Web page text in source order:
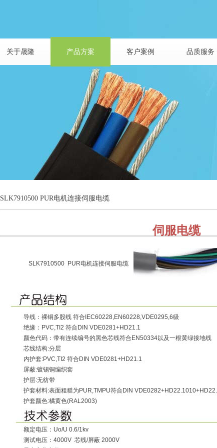
关于晟隆 产品方案 客户案例 品质服务
SLK7910500 PUR电机连接伺服电缆
伺服电缆
SLK7910500 PUR电机连接伺服电缆
导线：裸铜多股线 符合IEC60228,EN60228,VDE0295,6级
绝缘：PVC,TI2 符合DIN VDE0281+HD21.1
颜色代码：带有连续编号的黑色芯线符合EN50334以及一根黄绿接地线
芯线结构:分层
内护套:PVC,TI2 符合DIN VDE0281+HD21.1
屏蔽:镀锡铜编织套
护层:无纺带
护套材料:表面粗糙为PUR,TMPU符合DIN
护套颜色:橘黄色(RAL2003)
额定电压：Uo/U 0.6/1kv
测试电压：4000V 芯线/屏蔽 2000V